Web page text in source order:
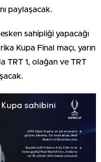
paylaşacak.
sahipliği yapacağı
Kupa Final maçı, yarın
TRT 1, olağan ve TRT